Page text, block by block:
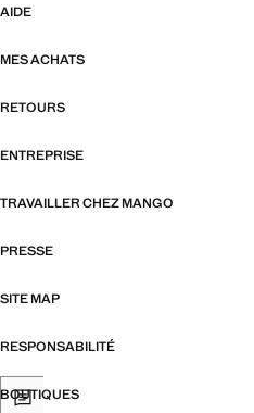
AIDE
MES ACHATS
RETOURS
ENTREPRISE
TRAVAILLER CHEZ MANGO
PRESSE
SITE MAP
RESPONSABILITÉ
BOUTIQUES